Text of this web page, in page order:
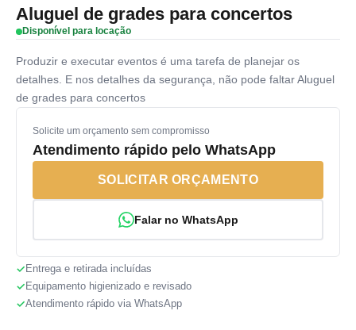
Aluguel de grades para concertos
Disponível para locação
Produzir e executar eventos é uma tarefa de planejar os
detalhes. E nos detalhes da segurança, não pode faltar Aluguel
de grades para concertos
Solicite um orçamento sem compromisso
Atendimento rápido pelo WhatsApp
SOLICITAR ORÇAMENTO
Falar no WhatsApp
Entrega e retirada incluídas
Equipamento higienizado e revisado
Atendimento rápido via WhatsApp